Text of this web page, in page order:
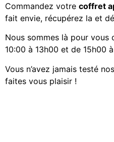
Commandez votre coffret
fait envie, récupérez la et
Nous sommes là pour vous
10:00 à 13h00 et de 15h00
Vous n’avez jamais testé
faites vous plaisir !